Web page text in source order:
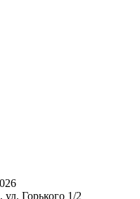
Горького 1/2